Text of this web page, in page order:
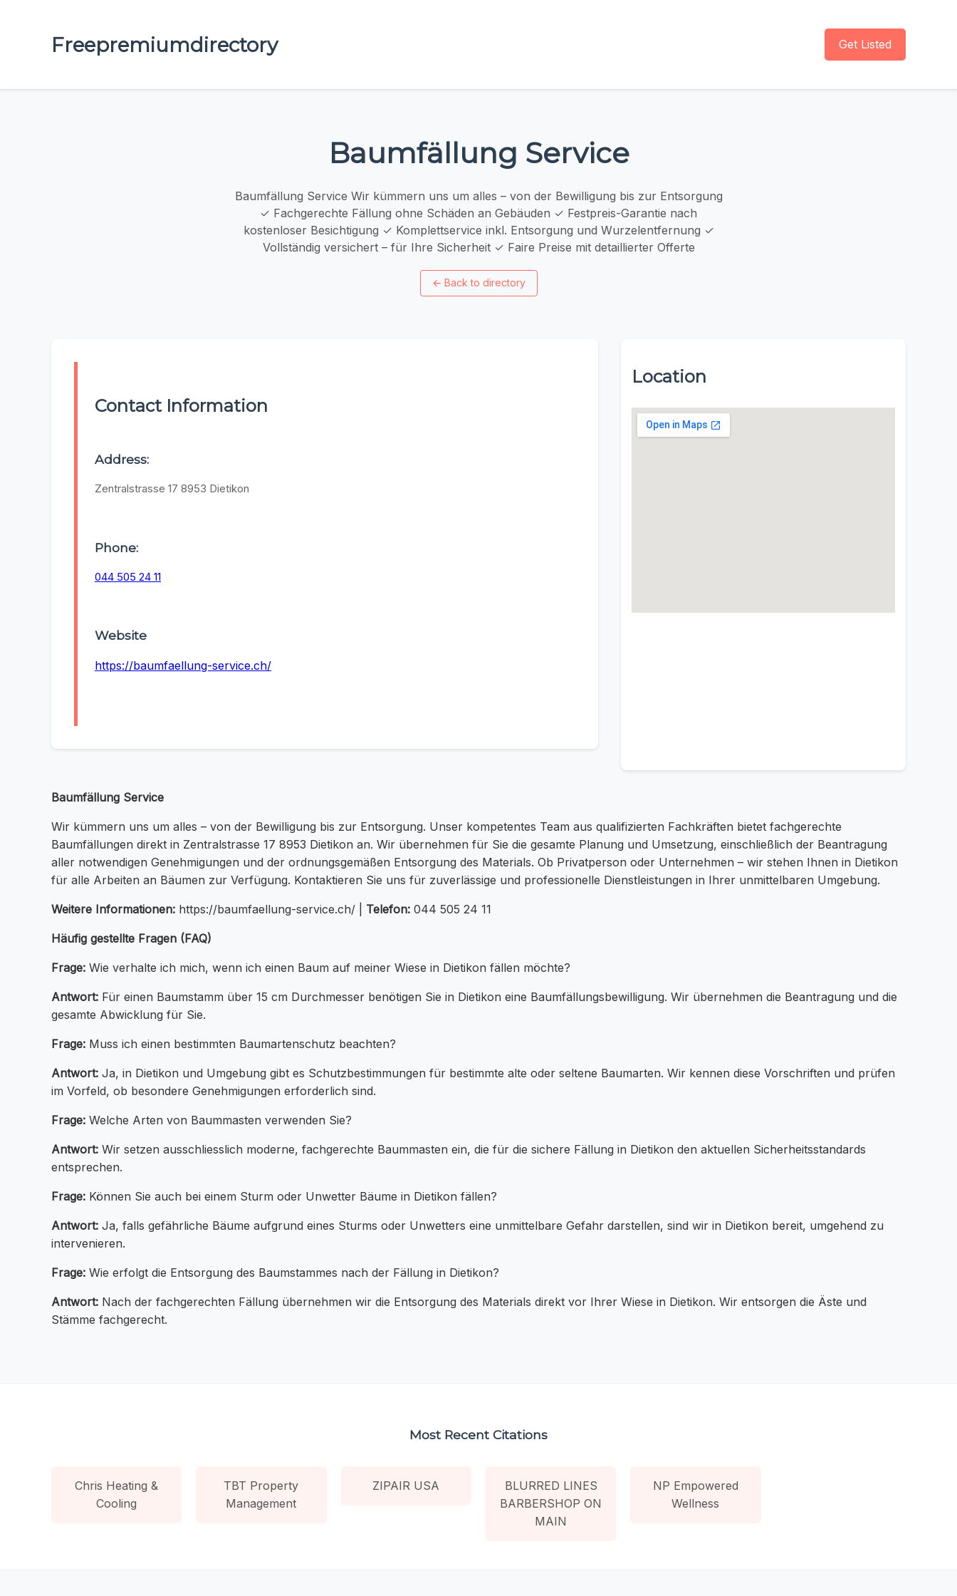
Freepremiumdirectory Get Listed
Baumfällung Service
Baumfällung Service Wir kümmern uns um alles – von der Bewilligung bis zur Entsorgung
✓ Fachgerechte Fällung ohne Schäden an Gebäuden ✓ Festpreis-Garantie nach
kostenloser Besichtigung ✓ Komplettservice inkl. Entsorgung und Wurzelentfernung ✓
Vollständig versichert – für Ihre Sicherheit ✓ Faire Preise mit detaillierter Offerte
← Back to directory
Contact Information
Address:
Zentralstrasse 17 8953 Dietikon
Phone:
044 505 24 11
Website
https://baumfaellung-service.ch/
Location
Baumfällung Service
Wir kümmern uns um alles – von der Bewilligung bis zur Entsorgung. Unser kompetentes Team aus qualifizierten Fachkräften bietet fachgerechte
Baumfällungen direkt in Zentralstrasse 17 8953 Dietikon an. Wir übernehmen für Sie die gesamte Planung und Umsetzung, einschließlich der Beantragung
aller notwendigen Genehmigungen und der ordnungsgemäßen Entsorgung des Materials. Ob Privatperson oder Unternehmen – wir stehen Ihnen in Dietikon
für alle Arbeiten an Bäumen zur Verfügung. Kontaktieren Sie uns für zuverlässige und professionelle Dienstleistungen in Ihrer unmittelbaren Umgebung.
Weitere Informationen: https://baumfaellung-service.ch/ | Telefon: 044 505 24 11
Häufig gestellte Fragen (FAQ)
Frage: Wie verhalte ich mich, wenn ich einen Baum auf meiner Wiese in Dietikon fällen möchte?
Antwort: Für einen Baumstamm über 15 cm Durchmesser benötigen Sie in Dietikon eine Baumfällungsbewilligung. Wir übernehmen die Beantragung und die
gesamte Abwicklung für Sie.
Frage: Muss ich einen bestimmten Baumartenschutz beachten?
Antwort: Ja, in Dietikon und Umgebung gibt es Schutzbestimmungen für bestimmte alte oder seltene Baumarten. Wir kennen diese Vorschriften und prüfen
im Vorfeld, ob besondere Genehmigungen erforderlich sind.
Frage: Welche Arten von Baummasten verwenden Sie?
Antwort: Wir setzen ausschliesslich moderne, fachgerechte Baummasten ein, die für die sichere Fällung in Dietikon den aktuellen Sicherheitsstandards
entsprechen.
Frage: Können Sie auch bei einem Sturm oder Unwetter Bäume in Dietikon fällen?
Antwort: Ja, falls gefährliche Bäume aufgrund eines Sturms oder Unwetters eine unmittelbare Gefahr darstellen, sind wir in Dietikon bereit, umgehend zu
intervenieren.
Frage: Wie erfolgt die Entsorgung des Baumstammes nach der Fällung in Dietikon?
Antwort: Nach der fachgerechten Fällung übernehmen wir die Entsorgung des Materials direkt vor Ihrer Wiese in Dietikon. Wir entsorgen die Äste und
Stämme fachgerecht.
Most Recent Citations
Chris Heating &
Cooling
TBT Property
Management
ZIPAIR USA
BLURRED LINES
BARBERSHOP ON
MAIN
NP Empowered
Wellness